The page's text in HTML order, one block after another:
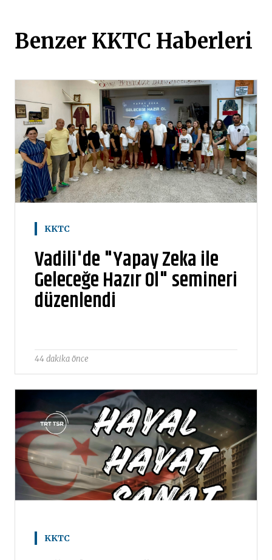
Benzer KKTC Haberleri
KKTC
Vadili'de "Yapay Zeka ile
Geleceğe Hazır Ol" semineri
düzenlendi
44 dakika önce
KKTC